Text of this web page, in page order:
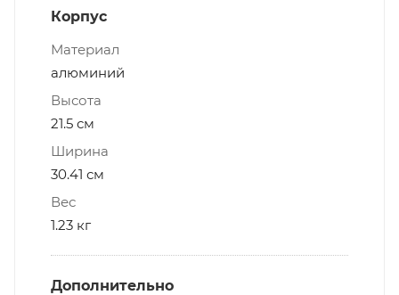
Корпус
Материал
алюминий
Высота
21.5 см
Ширина
30.41 см
Вес
1.23 кг
Дополнительно